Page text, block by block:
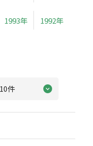
1993年 1992年